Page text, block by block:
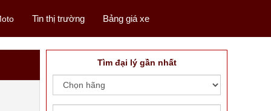
Tin thị trường Bảng giá xe
Tìm đại lý gần nhất